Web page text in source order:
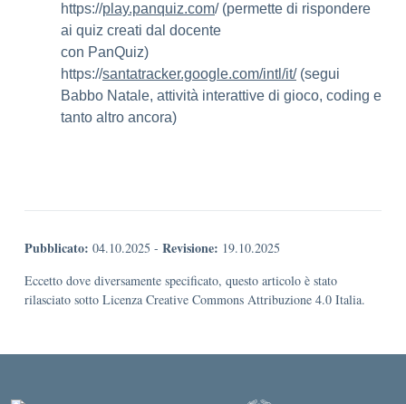
https://play.panquiz.com/ (permette di rispondere
ai quiz creati dal docente
con PanQuiz)
https://santatracker.google.com/intl/it/(segui
Babbo Natale, attività interattive di gioco, coding e
tanto altro ancora)
Pubblicato: 04.10.2025 - Revisione: 19.10.2025
Eccetto dove diversamente specificato, questo articolo è stato
rilasciato sotto Licenza Creative Commons Attribuzione 4.0 Italia.